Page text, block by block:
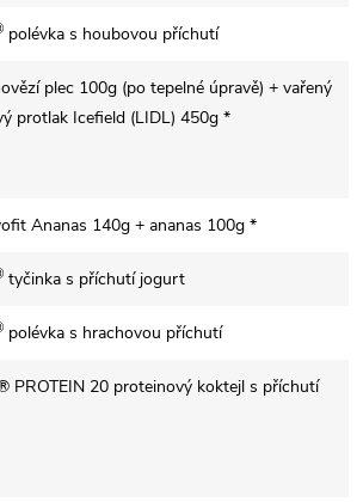
polévka s houbovou příchutí
plec 100g (po tepelné úpravě) + vařený
protlak Icefield (LIDL) 450g *
Ananas 140g + ananas 100g *
tyčinka s příchutí jogurt
polévka s hrachovou příchutí
PROTEIN 20 proteinový koktejl s příchutí